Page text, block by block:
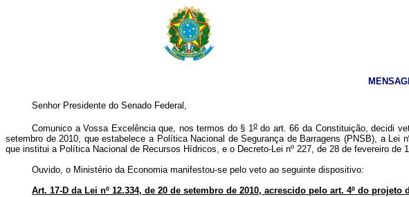
Senhor Presidente do Senado Federal,
Comunico a Vossa Excelência que, nos termos do § 1odo art. 66 da Constituição, decidi
setembro de 2010, que estabelece a Política Nacional de Segurança de Barragens (PNSB), a
que institui a Política Nacional de Recursos Hídricos, e o Decreto-Lei nº 227, de 28 de fevereiro de
Ouvido, o Ministério da Economia manifestou-se pelo veto ao seguinte dispositivo:
Art. 17-D da Lei nº 12.334, de 20 de setembro de 2010, acrescido pelo art. 4º do projeto